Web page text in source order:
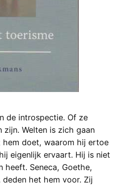
de introspectie. Of ze
Welten is zich gaan
doet, waarom hij ertoe
eigenlijk ervaart. Hij is niet
heeft. Seneca, Goethe,
deden het hem voor. Zij